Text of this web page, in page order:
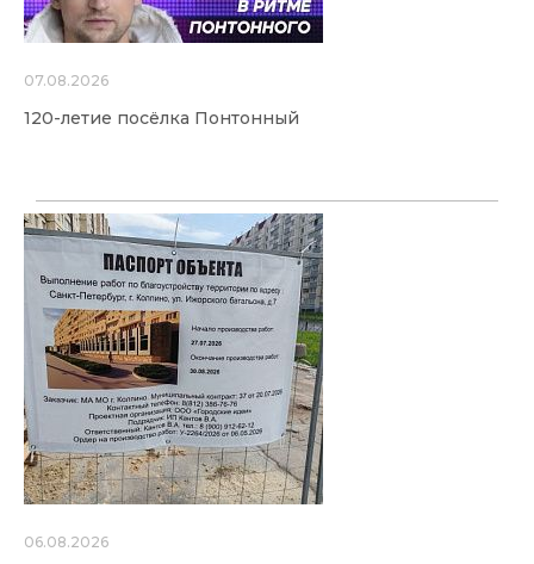
07.08.2026
120-летие посёлка Понтонный
06.08.2026